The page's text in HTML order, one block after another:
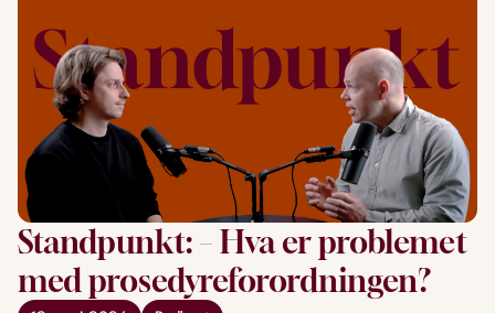
Standpunkt: – Hva er problemet
med prosedyreforordningen?